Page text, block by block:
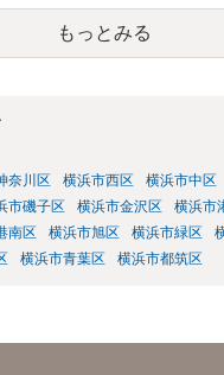
るかと存じます。
もっとみる
奈川区 横浜市西区 横浜市中区
市磯子区 横浜市金沢区
横浜市
南区 横浜市旭区 横浜市緑区
横浜市青葉区 横浜市都筑区